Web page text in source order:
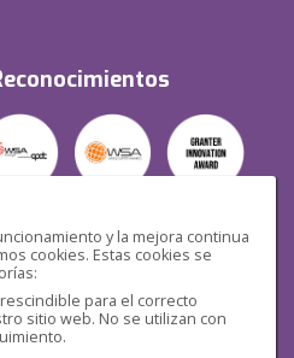
y la mejora continua
cookies. Estas cookies se
para el correcto
sitio web. No se utilizan con